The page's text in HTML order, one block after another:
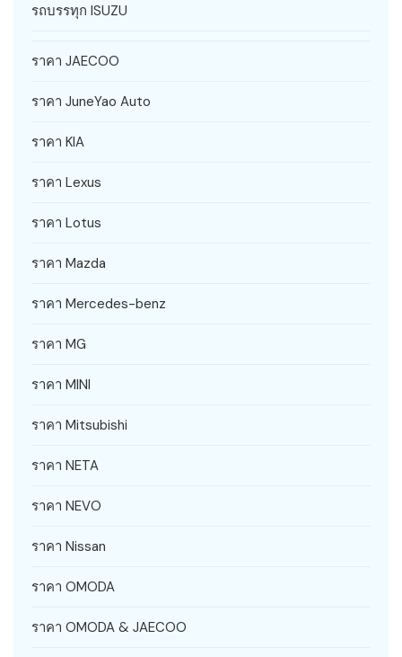
รถบรรทุก ISUZU
ราคา JAECOO
ราคา JuneYao Auto
ราคา KIA
ราคา Lexus
ราคา Lotus
ราคา Mazda
ราคา Mercedes-benz
ราคา MG
ราคา MINI
ราคา Mitsubishi
ราคา NETA
ราคา NEVO
ราคา Nissan
ราคา OMODA
ราคา OMODA & JAECOO